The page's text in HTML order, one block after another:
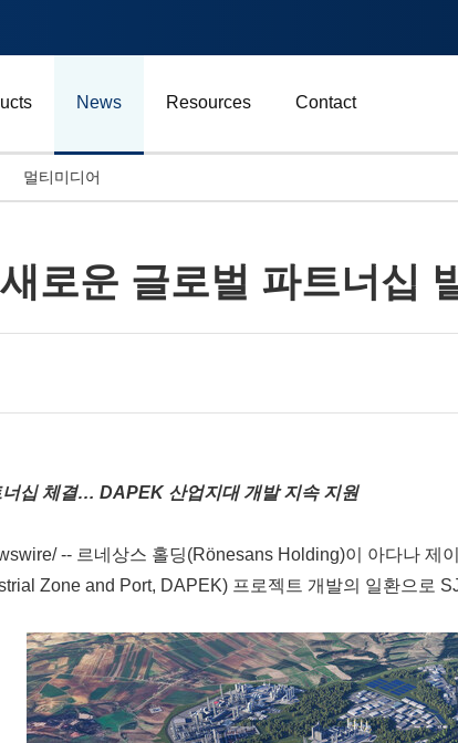
News Resources Contact
에너지
멀티미디어
로운 글로벌 파트너십
십 체결… DAPEK 산업지대 개발 지속 지원
-- 르네상스 홀딩(Rönesans Holding)이 아다나 제
Zone and Port, DAPEK) 프로젝트 개발의 일환으로